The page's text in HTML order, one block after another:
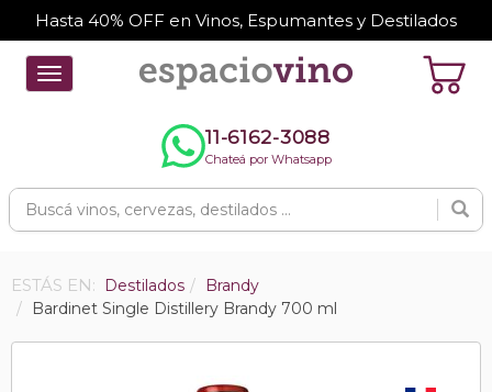
Hasta 40% OFF en Vinos, Espumantes y Destilados
Toggle
navigation
11-6162-3088
Chateá por Whatsapp
ESTÁS EN: Destilados
Brandy
Bardinet Single Distillery Brandy 700 ml